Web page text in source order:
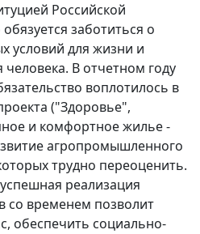
Российской
заботиться о
условий для жизни и
В отчетном году
воплотилось в
("Здоровье",
и комфортное жилье -
агропромышленного
трудно переоценить.
реализация
со временем позволит
обеспечить социально-